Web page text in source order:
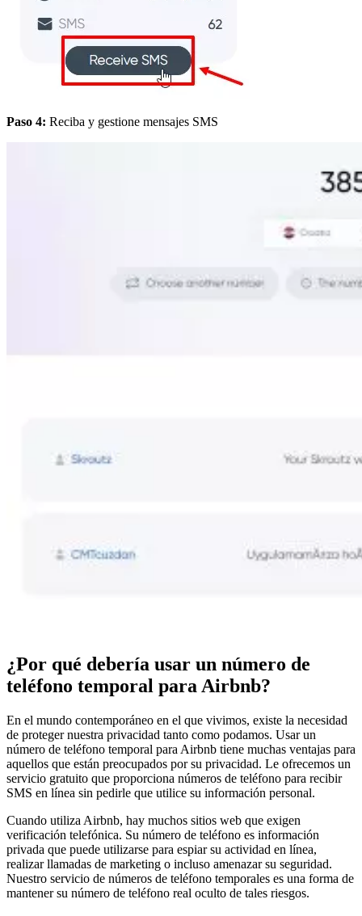
Paso 4: Reciba y gestione mensajes SMS
¿Por qué debería usar un número de
teléfono temporal para Airbnb?
En el mundo contemporáneo en el que vivimos, existe la necesidad
de proteger nuestra privacidad tanto como podamos. Usar un
número de teléfono temporal para Airbnb tiene muchas ventajas para
aquellos que están preocupados por su privacidad. Le ofrecemos un
servicio gratuito que proporciona números de teléfono para recibir
SMS en línea sin pedirle que utilice su información personal.
Cuando utiliza Airbnb, hay muchos sitios web que exigen
verificación telefónica. Su número de teléfono es información
privada que puede utilizarse para espiar su actividad en línea,
realizar llamadas de marketing o incluso amenazar su seguridad.
Nuestro servicio de números de teléfono temporales es una forma de
mantener su número de teléfono real oculto de tales riesgos.